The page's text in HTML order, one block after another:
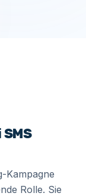
Kampagne
Rolle. Sie